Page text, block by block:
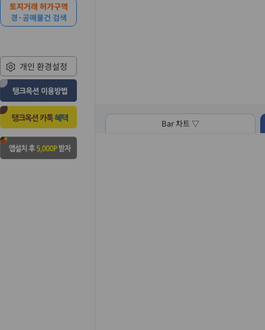
토지거래 허가구역
경·공매물건 검색
개인 환경설정
Bar 차트